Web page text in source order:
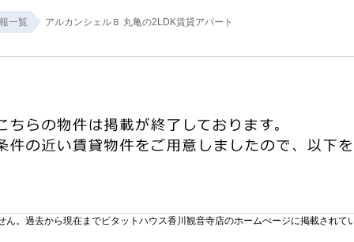
一覧 アルカンシェルＢ 丸亀の2LDK賃貸アパート
。過去から現在までピタットハウス香川観音寺店のホームぺージに掲載されて